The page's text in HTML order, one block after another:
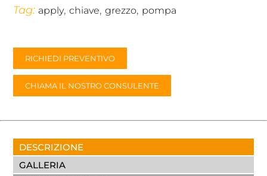
Tag: apply, chiave, grezzo, pompa
RICHIEDI PREVENTIVO
CHIAMA IL NOSTRO CONSULENTE
DESCRIZIONE
GALLERIA